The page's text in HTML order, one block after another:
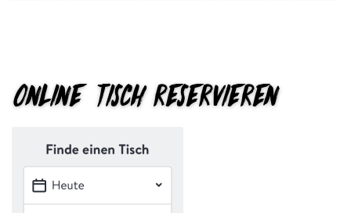
Online Tisch reservieren